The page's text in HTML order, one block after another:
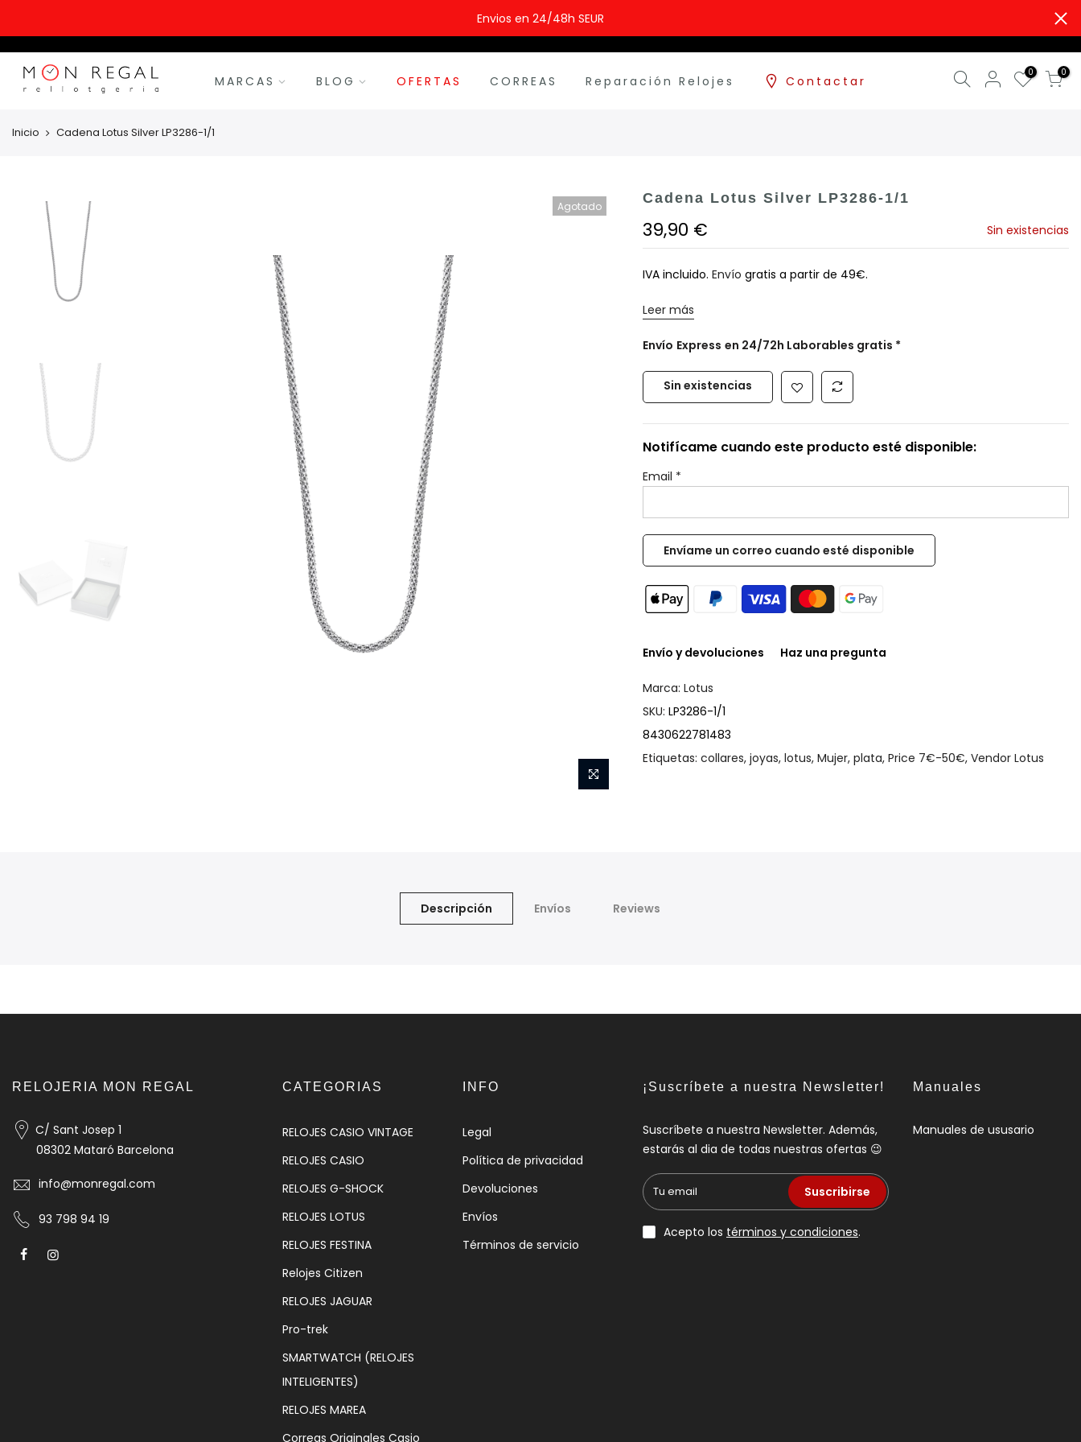
Envios en 24/48h SEUR
MARCAS BLOG OFERTAS CORREAS Reparación Relojes Contactar
0 0
Inicio Cadena Lotus Silver LP3286-1/1
Agotado Cadena Lotus Silver LP3286-1/1
39,90 € Sin existencias
IVA incluido. Envío gratis a partir de 49€.
Leer más
Envío Express en 24/72h Laborables gratis *
Sin existencias
Notifícame cuando este producto esté disponible:
Email *
Envío y devoluciones Haz una pregunta
Marca: Lotus
SKU: LP3286-1/1
8430622781483
Etiquetas: collares, joyas, lotus, Mujer, plata, Price 7€-50€, Vendor Lotus
Descripción Envíos Reviews
RELOJERIA MON REGAL
C/ Sant Josep 1
08302 Mataró Barcelona
info@monregal.com
93 798 94 19
CATEGORIAS
RELOJES CASIO VINTAGE
RELOJES CASIO
RELOJES G-SHOCK
RELOJES LOTUS
RELOJES FESTINA
Relojes Citizen
RELOJES JAGUAR
Pro-trek
SMARTWATCH (RELOJES
INTELIGENTES)
RELOJES MAREA
Correas Originales Casio
INFO
Legal
Política de privacidad
Devoluciones
Envíos
Términos de servicio
¡Suscríbete a nuestra Newsletter!
Suscríbete a nuestra Newsletter. Además,
estarás al dia de todas nuestras ofertas 😉
Suscribirse
Acepto los términos y condiciones.
Manuales
Manuales de ususario